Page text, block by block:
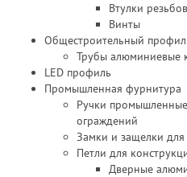
Втулки
Винты
Общестроительный
Трубы алюминиевые
LED профиль
Промышленная фурнитура
Ручки
ограждений
Замки и защелки
Петли для
Дверные